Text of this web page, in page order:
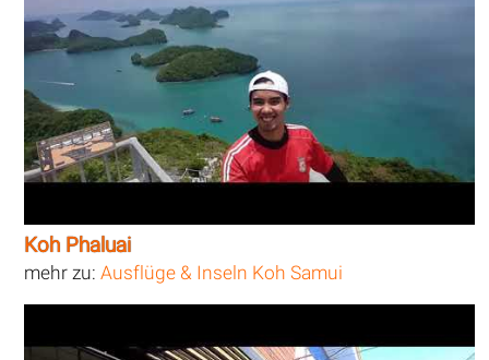
Koh Phaluai
mehr zu:Ausflüge & Inseln Koh Samui